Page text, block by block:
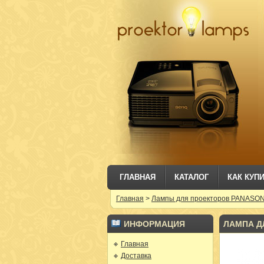
ГЛАВНАЯ КАТАЛОГ КАК
Главная > Лампы для проекторов
ИНФОРМАЦИЯ
Главная
Доставка
ЛАМПА